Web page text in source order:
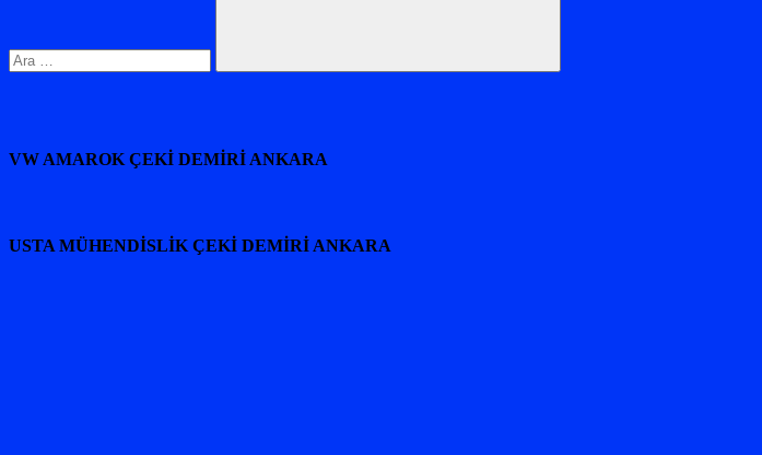
Ara
VW AMAROK ÇEKİ DEMİRİ ANKARA
USTA MÜHENDİSLİK ÇEKİ DEMİRİ ANKARA